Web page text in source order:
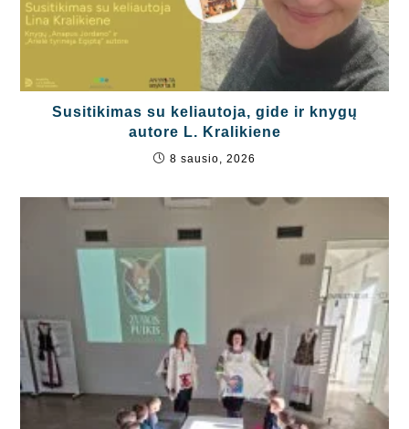
Susitikimas su keliautoja, gide ir knygų
autore L. Kralikiene
8 sausio, 2026